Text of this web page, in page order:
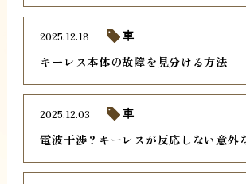
キーレス本体の故障を見分ける方法
2025.12.18 車
電波干渉？キーレスが反応しない意外
2025.12.03 車